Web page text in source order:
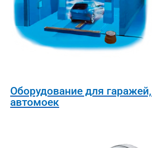
Оборудование для
автомоек